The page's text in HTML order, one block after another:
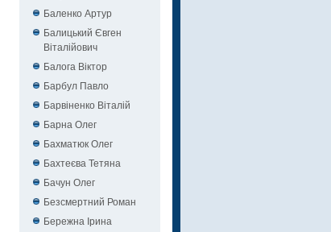
Баленко Артур
Балицький Євген
Віталійович
Балога Віктор
Барбул Павло
Барвіненко Віталій
Барна Олег
Бахматюк Олег
Бахтеєва Тетяна
Бачун Олег
Безсмертний Роман
Бережна Ірина